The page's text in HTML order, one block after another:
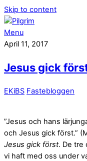
Skip to content
Menu
April 11, 2017
Jesus gick
EKiBS Fastebloggen
”Jesus och hans
och Jesus gick först.”
Jesus gick först. De tre
vi haft med oss under